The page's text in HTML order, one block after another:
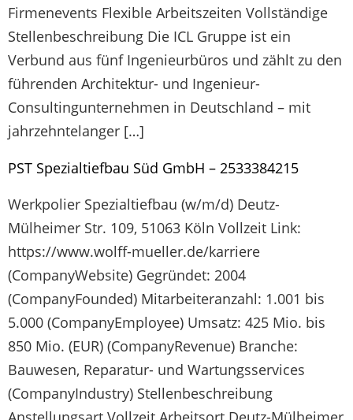
Firmenevents Flexible Arbeitszeiten Vollständige
Stellenbeschreibung Die ICL Gruppe ist ein
Verbund aus fünf Ingenieurbüros und zählt zu den
führenden Architektur- und Ingenieur-
Consultingunternehmen in Deutschland – mit
jahrzehntelanger […]
PST Spezialtiefbau Süd GmbH – 2533384215
Werkpolier Spezialtiefbau (w/m/d) Deutz-
Mülheimer Str. 109, 51063 Köln Vollzeit Link:
https://www.wolff-mueller.de/karriere
(CompanyWebsite) Gegründet: 2004
(CompanyFounded) Mitarbeiteranzahl: 1.001 bis
5.000 (CompanyEmployee) Umsatz: 425 Mio. bis
850 Mio. (EUR) (CompanyRevenue) Branche:
Bauwesen, Reparatur- und Wartungsservices
(CompanyIndustry) Stellenbeschreibung